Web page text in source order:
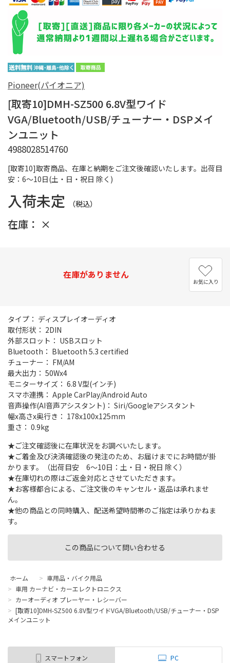
[取寄10]取寄商品、在庫と納期をご注文後確認いたします。出荷目
安：6～10日(土・日・祝日 除く)
Pioneer(パイオニア)
[取寄10]DMH-SZ500 6.8V型ワイド
VGA/Bluetooth/USB/チューナー・DSPメイ
ンユニット
4988028514760
入荷未定 （税込）
在庫： ×
この商品について問い合わせる
在庫がありません
お気に入り
タイプ： ディスプレイオーディオ
取付形状： 2DIN
外部スロット： USBスロット
Bluetooth： Bluetooth 5.3 certified
チューナー： FM/AM
最大出力： 50Wx4
モニターサイズ： 6.8 V型(インチ)
スマホ連携： Apple CarPlay/Android Auto
音声操作(AI音声アシスタント)： Siri/Googleアシスタント
幅x高さx奥行き： 178x100x125mm
重さ： 0.9kg
★ご注文確認後に在庫状況をお調べいたします。
★ご着金及び決済確認後の発注のため、お届けまでにお時間が掛
かります。（出荷目安 6～10日：土・日・祝日 除く）
★在庫切れの際はご返金対応とさせていただきます。
★お客様都合による、ご注文後のキャンセル・返品は承れませ
ん。
★他の商品との同時購入、配送希望時間帯のご指定は承りかねま
す。
ホーム > 車用品・バイク用品
> 車用 カーナビ・カーエレクトロニクス
> カーオーディオ プレーヤー・レシーバー
> [取寄10]DMH-SZ500 6.8V型ワイドVGA/Bluetooth/USB/チューナー・DSP
メインユニット
スマートフォン PC